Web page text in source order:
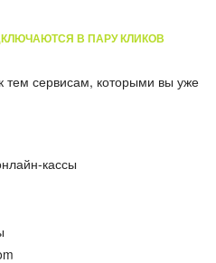
В ПАРУ КЛИКОВ
тем сервисам, которыми вы уже
кассы